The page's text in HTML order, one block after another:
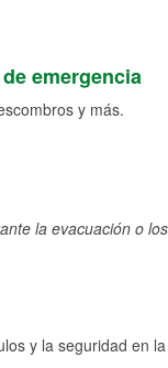
emergencia
y más.
la evacuación o
y la seguridad en